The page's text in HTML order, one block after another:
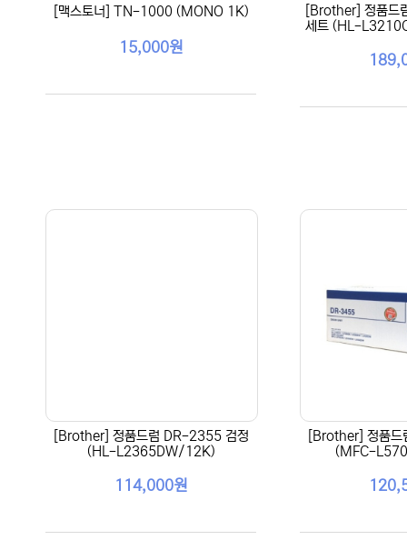
[맥스토너] TN-1000 (MONO 1K)
15,000원
[Brother] 정품
세트 (HL-
[Brother] 정품드럼 DR-2355 검정
(HL-L2365DW/12K)
114,000원
[Brother] 정품
(MFC-